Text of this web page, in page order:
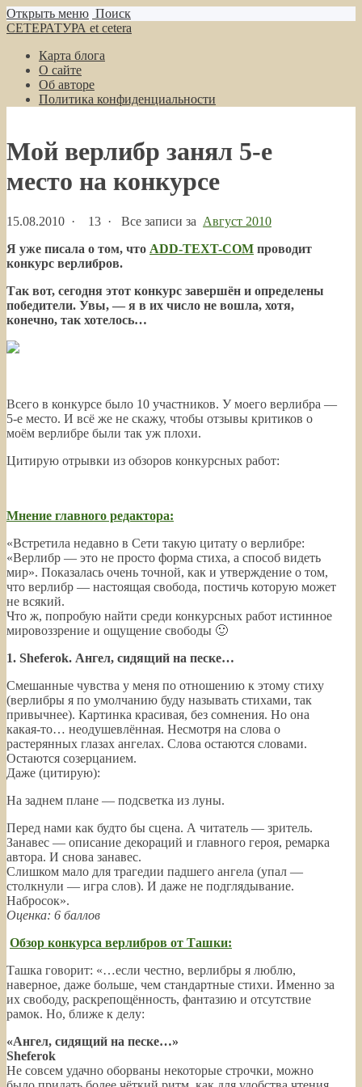
Открыть меню Поиск
СЕТЕРАТУРА et cetera
Карта блога
О сайте
Об авторе
Политика конфиденциальности
Мой верлибр занял 5-е
место на конкурсе
15.08.2010 · 13 · Все записи за Август 2010
Я уже писала о том, что ADD-TEXT-COM проводит
конкурс верлибров.
Так вот, сегодня этот конкурс завершён и определены
победители. Увы, — я в их число не вошла, хотя,
конечно, так хотелось…
Всего в конкурсе было 10 участников. У моего верлибра —
5-е место. И всё же не скажу, чтобы отзывы критиков о
моём верлибре были так уж плохи.
Цитирую отрывки из обзоров конкурсных работ:
Мнение главного редактора:
«Встретила недавно в Сети такую цитату о верлибре:
«Верлибр — это не просто форма стиха, а способ видеть
мир». Показалась очень точной, как и утверждение о том,
что верлибр — настоящая свобода, постичь которую может
не всякий.
Что ж, попробую найти среди конкурсных работ истинное
мировоззрение и ощущение свободы 🙂
1. Sheferok. Ангел, сидящий на песке…
Смешанные чувства у меня по отношению к этому стиху
(верлибры я по умолчанию буду называть стихами, так
привычнее). Картинка красивая, без сомнения. Но она
какая-то… неодушевлённая. Несмотря на слова о
растерянных глазах ангелах. Слова остаются словами.
Остаются созерцанием.
Даже (цитирую):
На заднем плане — подсветка из луны.
Перед нами как будто бы сцена. А читатель — зритель.
Занавес — описание декораций и главного героя, ремарка
автора. И снова занавес.
Слишком мало для трагедии падшего ангела (упал —
столкнули — игра слов). И даже не подглядывание.
Набросок».
Оценка: 6 баллов
Обзор конкурса верлибров от Ташки:
Ташка говорит: «…если честно, верлибры я люблю,
наверное, даже больше, чем стандартные стихи. Именно за
их свободу, раскрепощённость, фантазию и отсутствие
рамок. Но, ближе к делу:
«Ангел, сидящий на песке…»
Sheferok
Не совсем удачно оборваны некоторые строчки, можно